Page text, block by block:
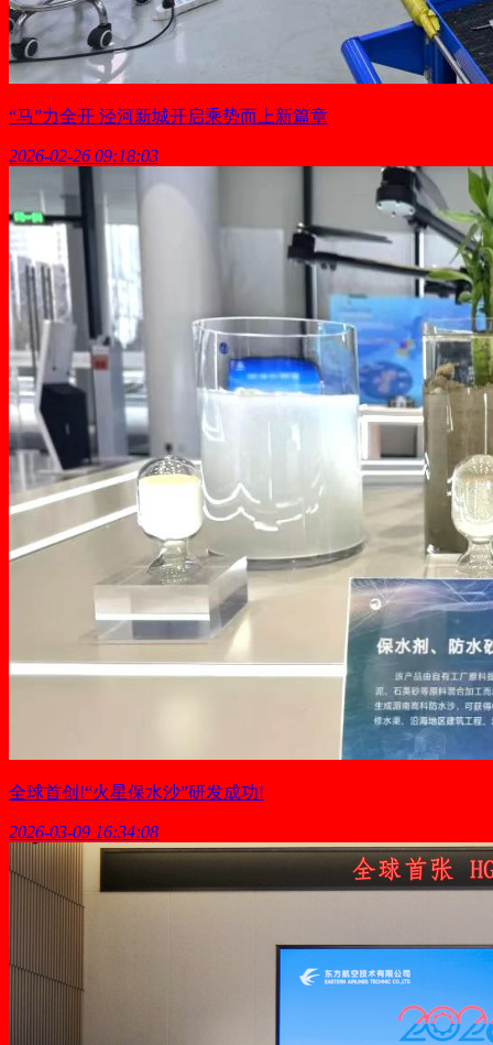
“马”力全开 泾河新城开启乘势而上新篇章
2026-02-26 09:18:03
全球首创!“火星保水沙”研发成功!
2026-03-09 16:34:08